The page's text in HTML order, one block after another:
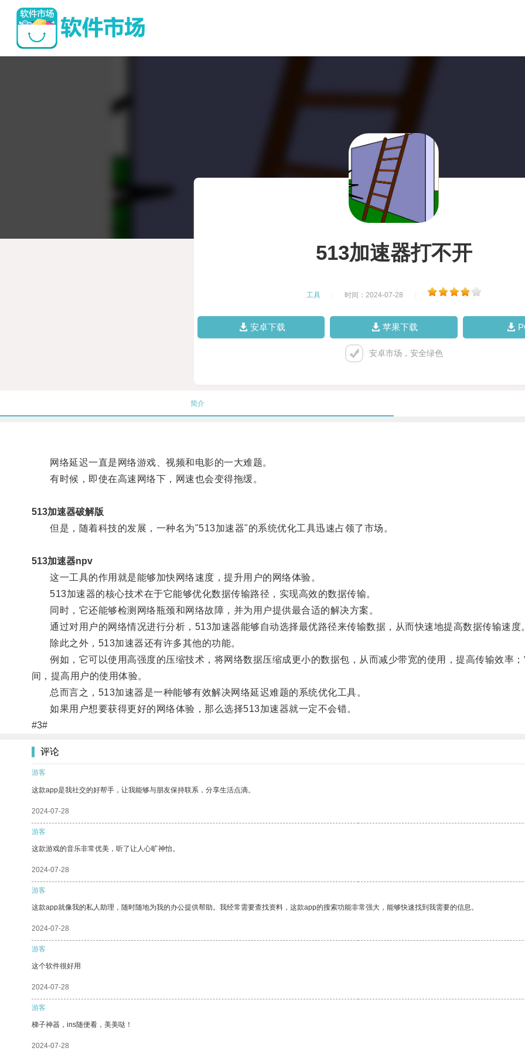
513加速器打不开
工具 时间：2024-07-28
安卓下载 苹果下载
安卓市场，安全绿色
简介
网络延迟一直是网络游戏、视频和电影的一大难题。
有时候，即使在高速网络下，网速也会变得拖缓。
513加速器破解版
但是，随着科技的发展，一种名为"513加速器"的系统优化工具迅速占领了市场。
513加速器npv
这一工具的作用就是能够加快网络速度，提升用户的网络体验。
513加速器的核心技术在于它能够优化数据传输路径，实现高效的数据传输。
同时，它还能够检测网络瓶颈和网络故障，并为用户提供最合适的解决方案。
通过对用户的网络情况进行分析，513加速器能够自动选择最优路径来传输数据，从而快速地提高数据传输速度
除此之外，513加速器还有许多其他的功能。
例如，它可以使用高强度的压缩技术，将网络数据压缩成更小的数据包，从而减少带宽的使用，提高传输效率
间，提高用户的使用体验。
总而言之，513加速器是一种能够有效解决网络延迟难题的系统优化工具。
如果用户想要获得更好的网络体验，那么选择513加速器就一定不会错。
#3#
评论
游客
这款app是我社交的好帮手，让我能够与朋友保持联系，分享生活点滴。
2024-07-28
游客
这款游戏的音乐非常优美，听了让人心旷神怡。
2024-07-28
游客
这款app就像我的私人助理，随时随地为我的办公提供帮助。我经常需要查找资料，这款app的搜索功能非常强大，能够快速找到我需要的信息。
2024-07-28
游客
这个软件很好用
2024-07-28
游客
梯子神器，ins随便看，美美哒！
2024-07-28